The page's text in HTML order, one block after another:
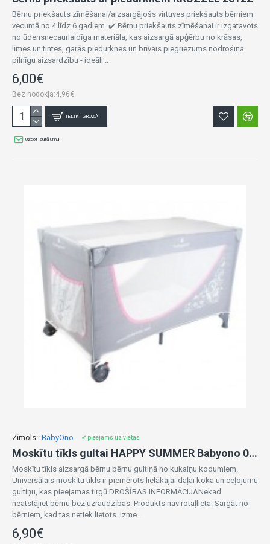
Bērnu priekšauts zīmēšanai/aizsargājošs virtuves priekšauts bērniem
vecumā no 4 līdz 6 gadiem. ✔️ Bērnu priekšauts zīmēšanai ir izgatavots
no ūdensnecaurlaidīga materiāla, kas aizsargā apģērbu no krāsas,
līmes un tintes, garās piedurknes un brīvais piegriezums nodrošina
pilnīgu aizsardzību - ideāli ..
6,00€
Bez nodokļa:4,96€
IELIKT GROZĀ
Uzdot jautājumu
Zīmols:: BabyOno ✔ pieejams uz vietas
Moskītu tīkls gultai HAPPY SUMMER Babyono 084
Moskītu tīkls aizsargā bērnu bērnu gultiņā no kukaiņu kodumiem.
Universālais moskītu tīkls ir piemērots lielākajai daļai koka un ceļojumu
gultiņu, kas pieejamas tirgū.DROŠĪBAS INFORMĀCIJANekad
neatstājiet bērnu bez uzraudzības. Produkts nav rotaļlieta. Sargāt no
bērniem, kad tas netiek lietots. Izme..
6,90€